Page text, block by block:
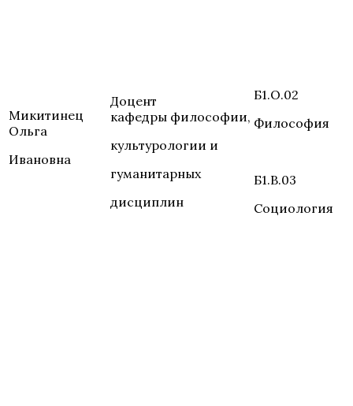
Микитинец
Ольга
Ивановна
Доцент
кафедры философии,
культурологии и
гуманитарных
дисциплин
Б1.О.02
Философия
Б1.В.03
Социология